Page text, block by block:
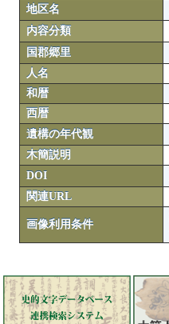
地区名
内容分類
国郡郷里
人名
和暦
西暦
遺構の年代観
木簡説明
DOI
関連URL
画像利用条件